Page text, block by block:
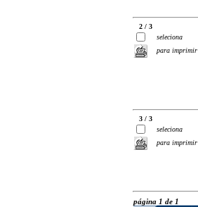
2 / 3
seleciona
para imprimir
3 / 3
seleciona
para imprimir
página 1 de 1